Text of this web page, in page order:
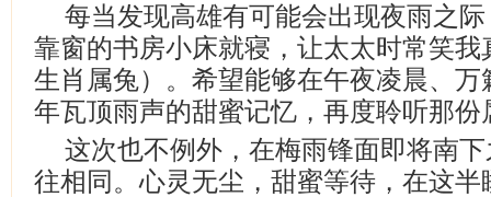
每当发现高雄有可能会出现夜雨之
靠窗的书房小床就寝，让太太时常笑我
生肖属兔）。希望能够在午夜凌晨、
年瓦顶雨声的甜蜜记忆，再度聆听那
这次也不例外，在梅雨锋面即将南
往相同。心灵无尘，甜蜜等待，在这